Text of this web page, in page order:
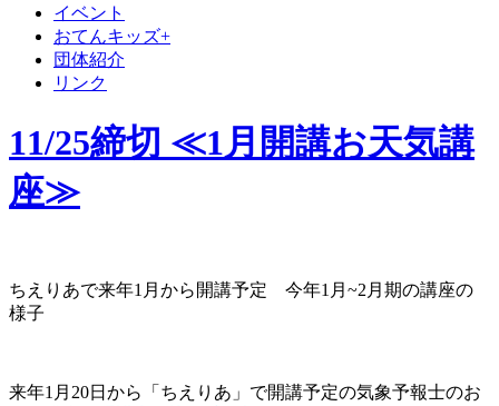
イベント
おてんキッズ+
団体紹介
リンク
11/25締切 ≪1月開講お天気講
座≫
ちえりあで来年1月から開講予定 今年1月~2月期の講座の
様子
来年1月20日から「ちえりあ」で開講予定の気象予報士のお